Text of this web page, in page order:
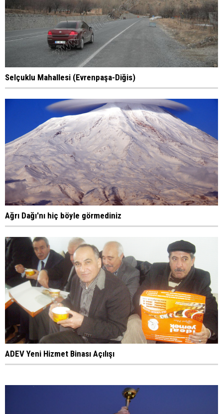
Selçuklu Mahallesi (Evrenpaşa-Diğis)
Ağrı Dağı'nı hiç böyle görmediniz
ADEV Yeni Hizmet Binası Açılışı